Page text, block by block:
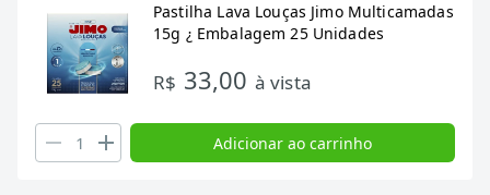
Pastilha Lava Louças Jimo Multicamadas
15g ¿ Embalagem 25 Unidades
R$ 33,00 à vista
Adicionar ao carrinho